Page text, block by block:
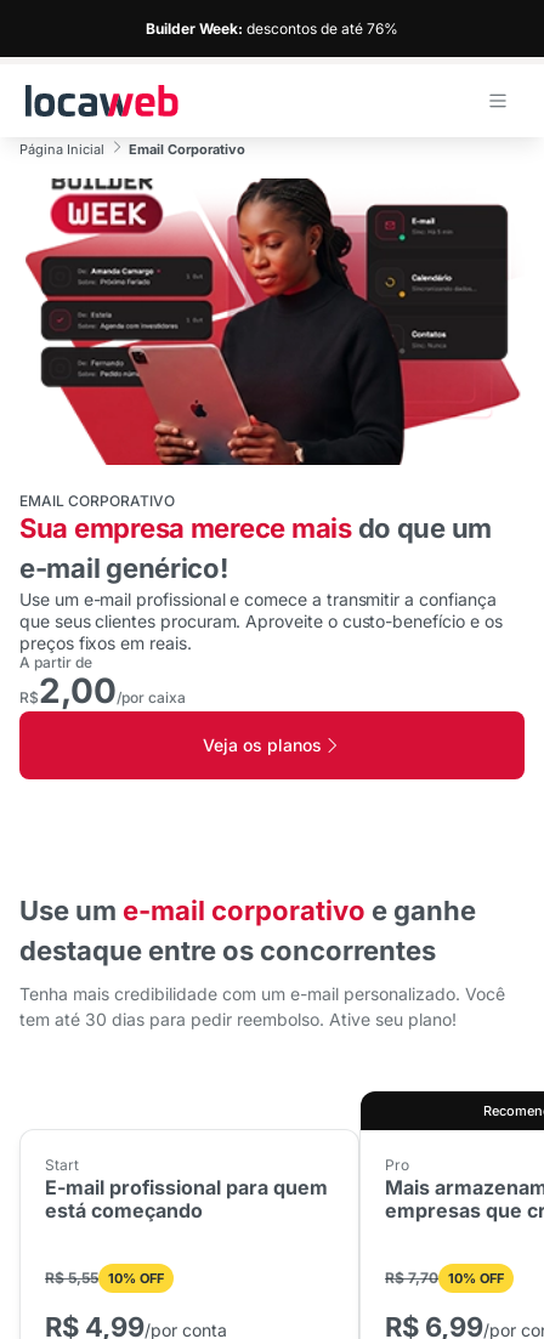
Builder Week: descontos de até 76%
Página Inicial Email Corporativo
EMAIL CORPORATIVO
Sua empresa merece maisdo que um
e-mail genérico!
Use um e-mail profissional e comece a transmitir a confiança
que seus clientes procuram. Aproveite o custo-benefício e os
preços fixos em reais.
A partir de
R$2,00/por caixa
Veja os planos
Use um e-mail corporativo e ganhe
destaque entre os concorrentes
Tenha mais credibilidade com um e-mail personalizado. Você
tem até 30 dias para pedir reembolso. Ative seu plano!
Start
E-mail profissional para quem
está começando
R$ 5,55 10% OFF
R$ 4,99/por conta
Pro
Mais
empresas que
R$ 7,70 10% OFF
R$ 6,99/por